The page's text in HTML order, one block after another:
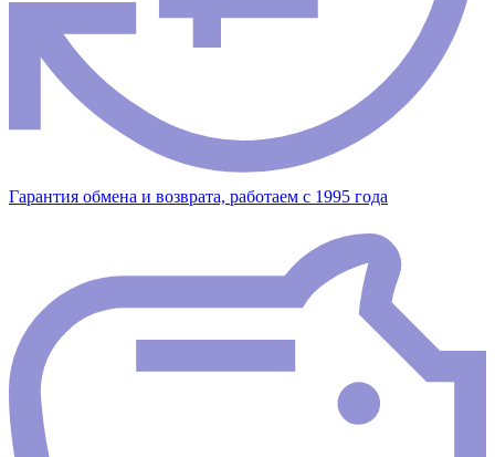
Гарантия обмена и возврата, работаем с 1995 года